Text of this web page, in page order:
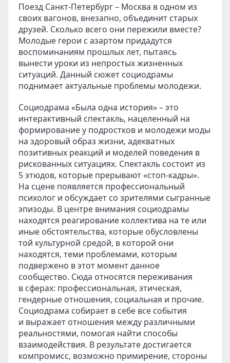
Поезд Санкт-Петербург – Москва в одном из
своих вагонов, внезапно, объединит старых
друзей. Сколько всего они пережили вместе?
Молодые герои с азартом придадутся
воспоминаниям прошлых лет, пытаясь
вынести уроки из непростых жизненных
ситуаций. Данный сюжет социодрамы
поднимает актуальные проблемы молодежи.
Социодрама «Была одна история» – это
интерактивный спектакль, нацеленный на
формирование у подростков и молодежи моды
на здоровый образ жизни, адекватных
позитивных реакций и моделей поведения в
рискованных ситуациях. Спектакль состоит из
5 этюдов, которые прерывают «стоп-кадры».
На сцене появляется профессиональный
психолог и обсуждает со зрителями сыгранные
эпизоды. В центре внимания социодрамы
находятся реагирование коллектива на те или
иные обстоятельства, которые обусловлены
той культурной средой, в которой они
находятся, теми проблемами, которым
подвержено в этот момент данное
сообщество. Сюда относятся переживания
в сферах: профессиональная, этическая,
гендерные отношения, социальная и прочие.
Социодрама собирает в себе все события
и выражает отношения между различными
реальностями, помогая найти способы
взаимодействия. В результате достигается
компромисс, возможно примирение, стороны